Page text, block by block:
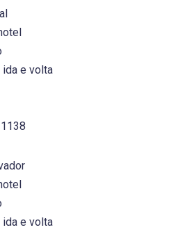
e volta
e volta